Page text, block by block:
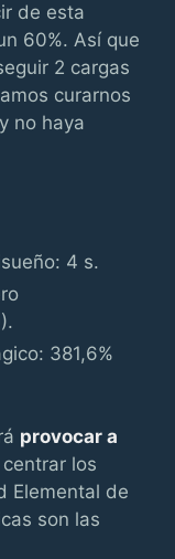
de esta
60%. Así que
2 cargas
curarnos
no haya
4 s.
381,6%
provocar a
los
Elemental de
son las